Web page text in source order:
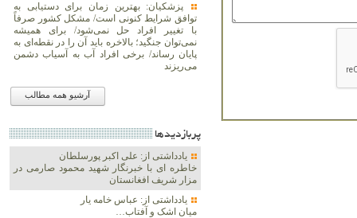
پزشکیان‌: بهترین زمان برای دستیابی به
توافق شرایط کنونی است/ مشکل کشور صرفاً
با تغییر افراد حل نمی‌شود/ برای همیشه
نمی‌توان جنگید؛ بالاخره باید آن را در نقطه‌ای به
پایان رساند/ برخی افراد آب به آسیاب دشمن
می‌ریزند
آرشیو همه مطالب
پربازديدها
یادداشتی از: علی اکبر پورسلطان
خاطره ای با خبرنگار شهید محمود صارمی در
مزار شریف افغانستان
یادداشتی از: عباس خامه یار
میان اشک و آفتاب…